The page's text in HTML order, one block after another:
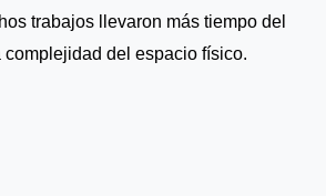
trabajos llevaron más tiempo del
complejidad del espacio físico.